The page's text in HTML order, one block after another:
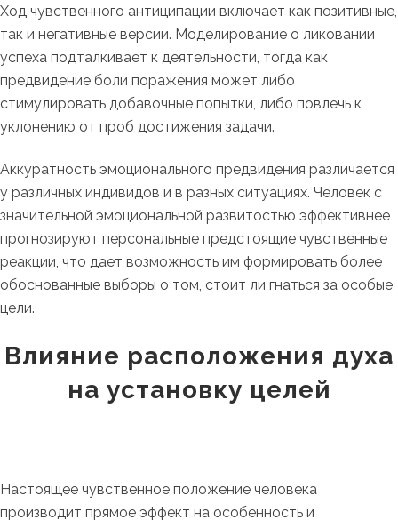
Ход чувственного антиципации включает как позитивные,
так и негативные версии. Моделирование о ликовании
успеха подталкивает к деятельности, тогда как
предвидение боли поражения может либо
стимулировать добавочные попытки, либо повлечь к
уклонению от проб достижения задачи.
Аккуратность эмоционального предвидения различается
у различных индивидов и в разных ситуациях. Человек с
значительной эмоциональной развитостью эффективнее
прогнозируют персональные предстоящие чувственные
реакции, что дает возможность им формировать более
обоснованные выборы о том, стоит ли гнаться за особые
цели.
Влияние расположения духа
на установку целей
Настоящее чувственное положение человека
производит прямое эффект на особенность и